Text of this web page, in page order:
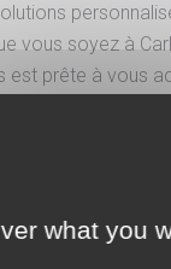
vous soyez à
est prête à vous
CRÉEZ VOTRE
what you